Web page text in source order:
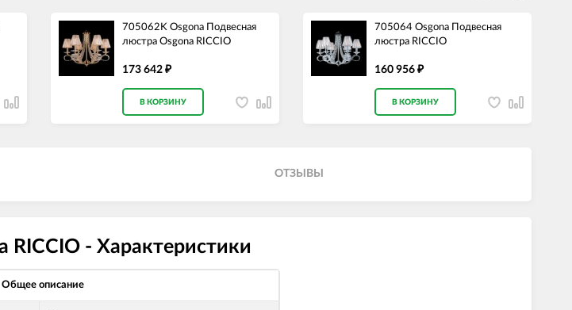
705062K Osgona Подвесная
люстра Osgona RICCIO
173 642 ₽
В КОРЗИНУ
705064 Osgona Подвесная
люстра RICCIO
160 956 ₽
В КОРЗИНУ
ОТЗЫВЫ
RICCIO - Характеристики
Общее описание